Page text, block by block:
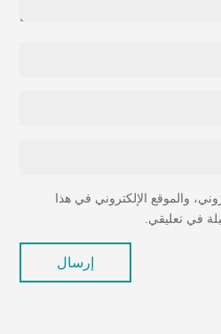
والموقع الإلكتروني في هذا
في تعليقي.